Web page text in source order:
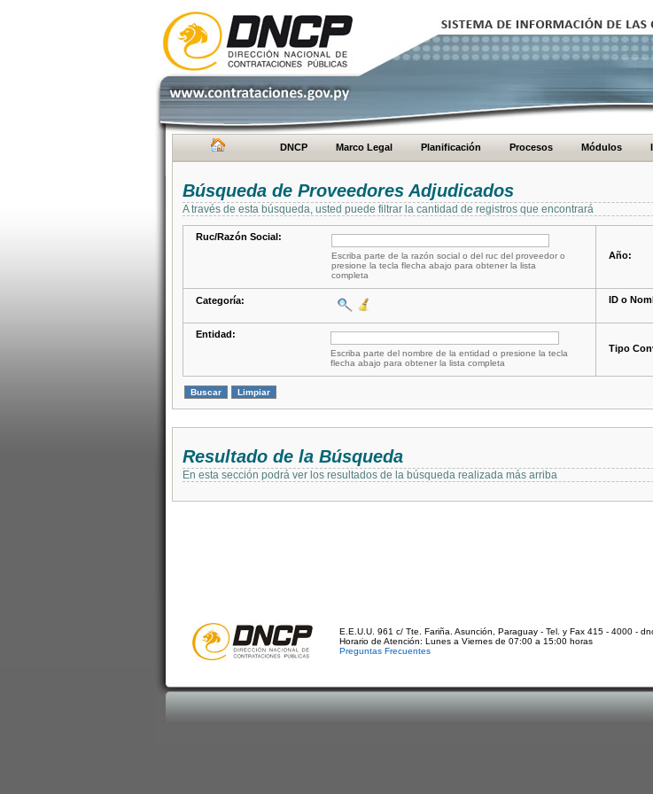
DNCP Marco Legal Planificación Procesos Módulos
Búsqueda de Proveedores Adjudicados
A través de esta búsqueda, usted puede filtrar la cantidad de registros que encontrará
Ruc/Razón Social:
Escriba parte de la razón social o del ruc del proveedor o
presione la tecla flecha abajo para obtener la lista
completa
Año:
Categoría: ID o
Entidad:
Escriba parte del nombre de la entidad o presione la tecla
flecha abajo para obtener la lista completa
Tipo
Resultado de la Búsqueda
En esta sección podrá ver los resultados de la búsqueda realizada más arriba
E.E.U.U. 961 c/ Tte. Fariña. Asunción, Paraguay - Tel. y Fax 415 - 4000 -
Horario de Atención: Lunes a Viernes de 07:00 a 15:00 horas
Preguntas Frecuentes